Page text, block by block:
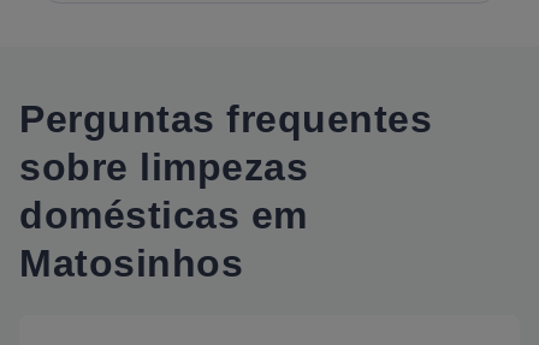
Perguntas frequentes
sobre limpezas
domésticas em
Matosinhos